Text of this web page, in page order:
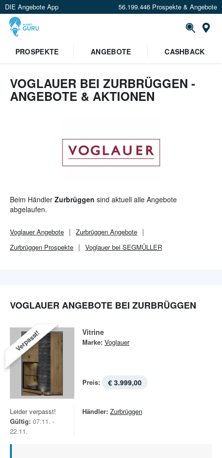
DIE Angebote App 56.199.446 Prospekte & Angebote
Standort festlegen
PROSPEKTE ANGEBOTE CASHBACK
VOGLAUER BEI ZURBRÜGGEN -
ANGEBOTE & AKTIONEN
Beim Händler Zurbrüggen sind aktuell alle Angebote
abgelaufen.
VoglauerAngebote Zurbrüggen Angebote
Zurbrüggen Prospekte Voglauer bei SEGMÜLLER
VOGLAUER ANGEBOTE BEI ZURBRÜGGEN
Verpasst! Vitrine
Marke: Voglauer
Preis: € 3.999,00
Leider verpasst!
Gültig: 07.11. -
22.11.
Händler: Zurbrüggen